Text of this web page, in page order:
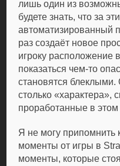
лишь один из
будете знать, что за
автоматизированный
раз создаёт новое
игроку расположение
показаться чем-то
становятся блеклыми.
столько «характера»,
проработанные в
Я не могу припомнить
моменты от игры в
моменты, которые